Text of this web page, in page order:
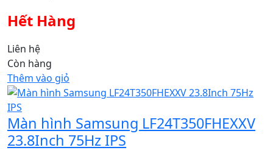
Hết Hàng
Liên hệ
Còn hàng
Thêm vào giỏ
Màn hình Samsung LF24T350FHEXXV
23.8Inch 75Hz IPS